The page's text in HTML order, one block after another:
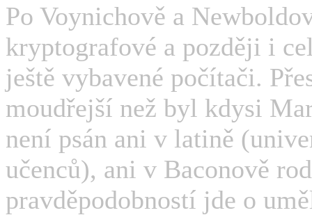
Po Voynichově a
kryptografové a později i
ještě vybavené počítači.
moudřejší než byl kdysi
není psán ani v latině
učenců), ani v Baconově
pravděpodobností jde o